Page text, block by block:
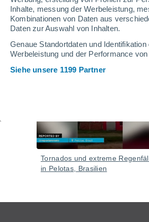
Inhalte, messung der Werbeleistung,
Kombinationen von Daten aus
Daten zur Auswahl von Inhalten.
Genaue Standortdaten und
Werbeleistung und der Performance
Siehe unsere 1199 Partner
Video
Tornados und extreme
in Pelotas, Brasilien